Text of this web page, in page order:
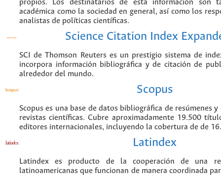
propios. Los destinatarios de esta información son
académica como la sociedad en general, así como los
analistas de políticas científicas.
Science Citation Index
SCI de Thomson Reuters es un prestigio sistema de
incorpora información bibliográfica y de citación de
alrededor del mundo.
Scopus
Scopus es una base de datos bibliográfica de resúmenes
revistas científicas. Cubre aproximadamente 19.500
editores internacionales, incluyendo la cobertura de de
Latindex
Latindex es producto de la cooperación de una
latinoamericanas que funcionan de manera coordinada